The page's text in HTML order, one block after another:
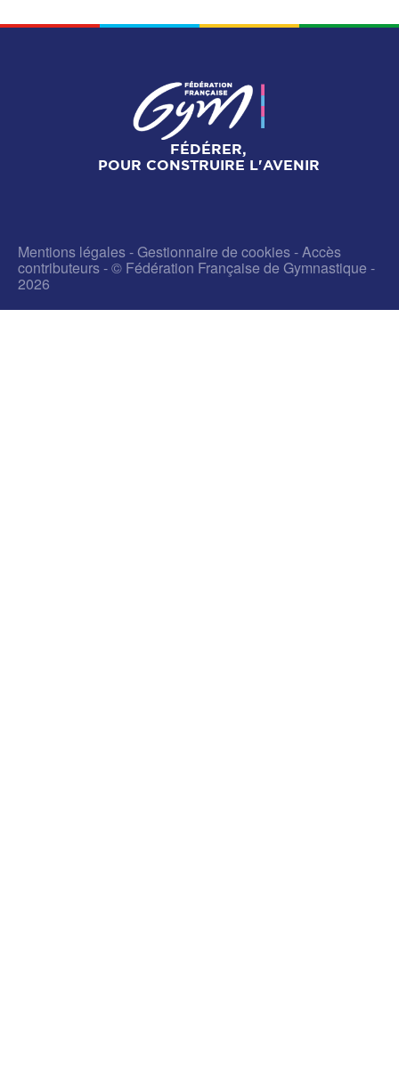
FÉDÉRER,
POUR CONSTRUIRE L'AVENIR
Mentions légales-Gestionnaire de cookies-Accès
contributeurs- © Fédération Française de Gymnastique -
2026